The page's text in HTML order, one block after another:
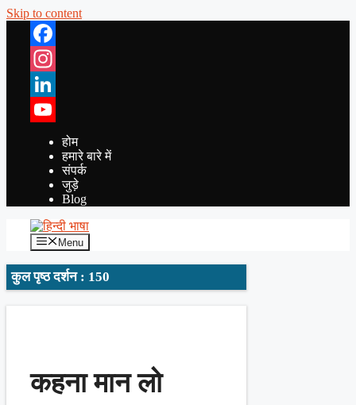
Skip to content
Facebook
Instagram
LinkedIn
YouTube
होम
हमारे बारे में
संपर्क
जुड़े
Blog
Menu
कुल पृष्ठ दर्शन : 150
कहना मान लो